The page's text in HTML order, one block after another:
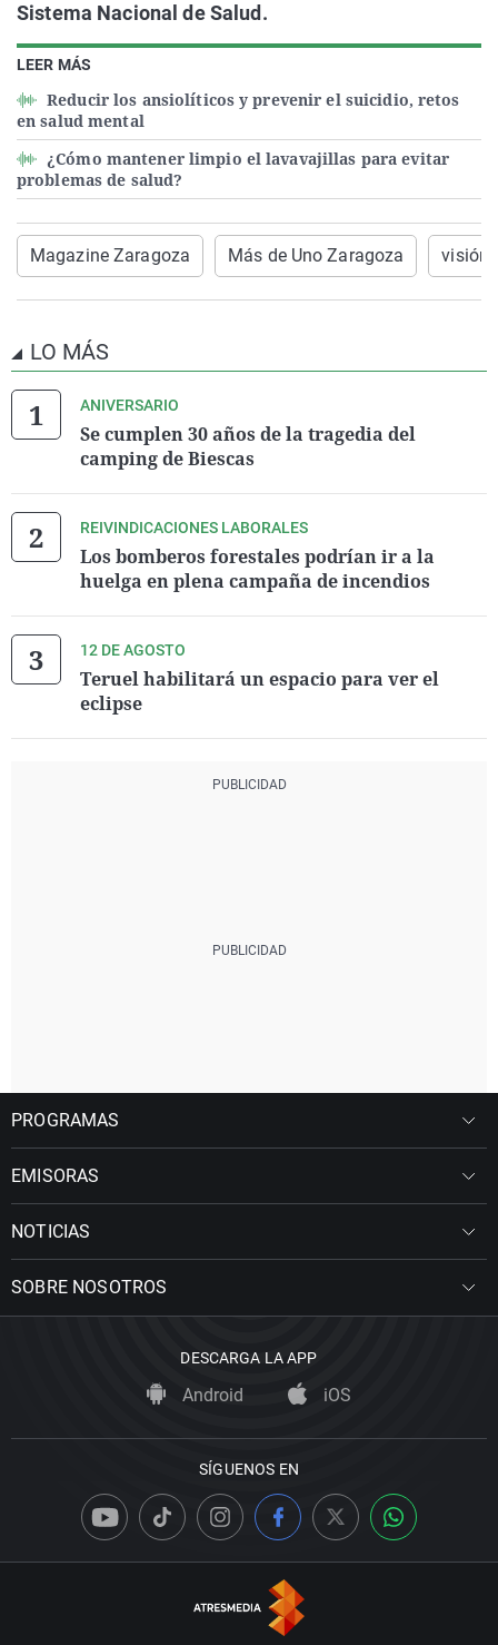
LEER MÁS
Reducir los ansiolíticos y prevenir el suicidio, retos
en salud mental
¿Cómo mantener limpio el lavavajillas para evitar
problemas de salud?
Sistema Nacional de Salud.
Magazine Zaragoza Más de Uno Zaragoza visión
LO MÁS
ANIVERSARIO
Se cumplen 30 años de la tragedia del
camping de Biescas
REIVINDICACIONES LABORALES
Los bomberos forestales podrían ir a la
huelga en plena campaña de incendios
12 DE AGOSTO
Teruel habilitará un espacio para ver el
eclipse
PROGRAMAS
EMISORAS
NOTICIAS
SOBRE NOSOTROS
DESCARGA LA APP
Android iOS
SÍGUENOS EN